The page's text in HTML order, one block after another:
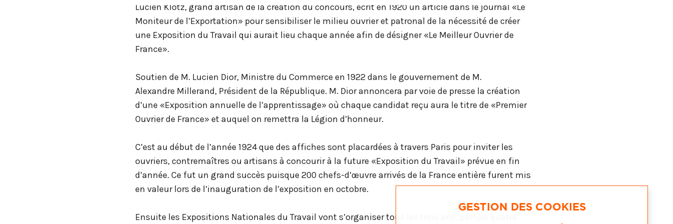
Lucien Klotz, grand artisan de la création du concours, écrit en 1920 un article dans le journal «Le
Moniteur de l’Exportation» pour sensibiliser le milieu ouvrier et patronal de la nécessité de créer
une Exposition du Travail qui aurait lieu chaque année afin de désigner «Le Meilleur Ouvrier de
France».
Soutien de M. Lucien Dior, Ministre du Commerce en 1922 dans le gouvernement de M.
Alexandre Millerand, Président de la République. M. Dior annoncera par voie de presse la création
d’une «Exposition annuelle de l’apprentissage» où chaque candidat reçu aura le titre de «Premier
Ouvrier de France» et auquel on remettra la Légion d’honneur.
C’est au début de l’année 1924 que des affiches sont placardées à travers Paris pour inviter les
ouvriers, contremaîtres ou artisans à concourir à la future «Exposition du Travail» prévue en fin
d’année. Ce fut un grand succès puisque 200 chefs-d’œuvre arrivés de la France entière furent mis
en valeur lors de l’inauguration de l’exposition en octobre.
Ensuite les Expositions Nationales du Travail vont s’organiser tous les trois ans, parfois quatre
GESTION DES COOKIES